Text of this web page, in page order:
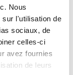
Nous
sur l'utilisation de
sociaux, de
celles-ci
avez fournies
de leurs